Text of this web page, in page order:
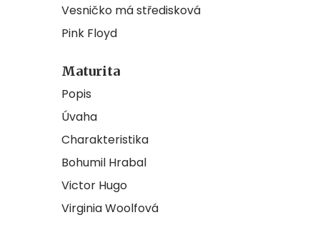
Vesničko má středisková
Pink Floyd
Maturita
Popis
Úvaha
Charakteristika
Bohumil Hrabal
Victor Hugo
Virginia Woolfová